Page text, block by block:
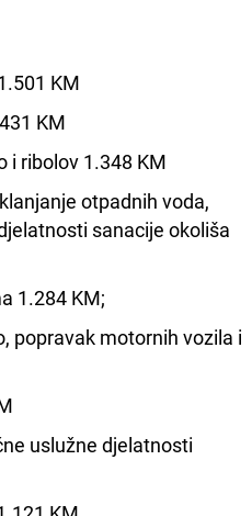
KM
KM
i ribolov 1.348 KM
otpadnih voda,
sanacije okoliša
1.284 KM;
popravak motornih vozila i
uslužne djelatnosti